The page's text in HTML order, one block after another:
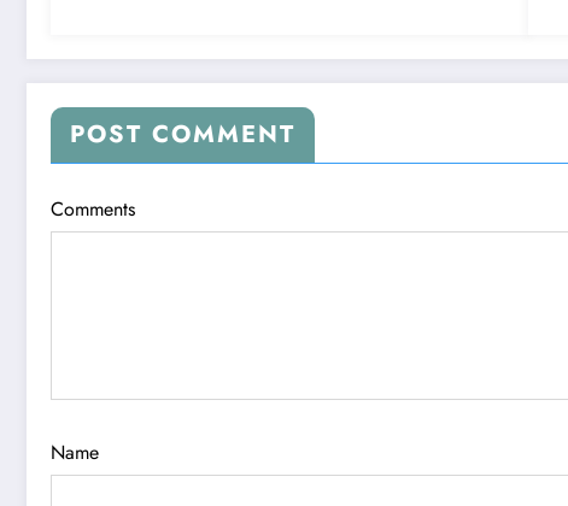
POST COMMENT
Comments
Name